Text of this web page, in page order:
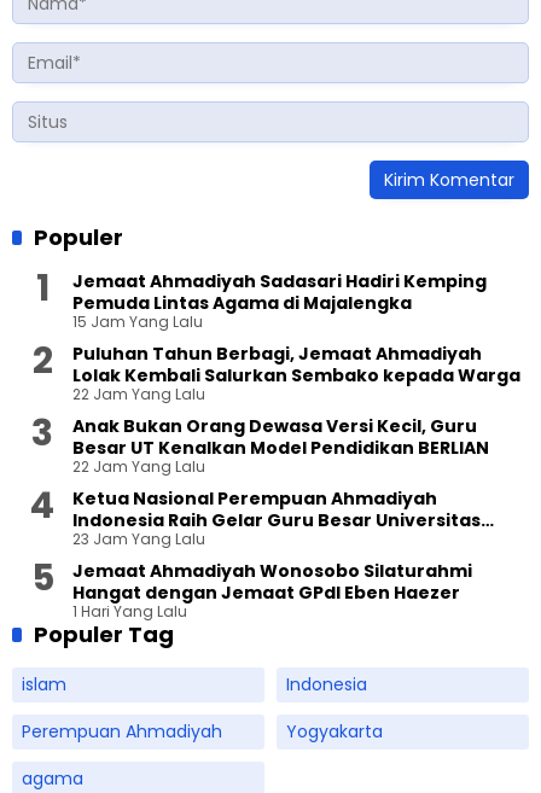
Populer
Jemaat Ahmadiyah Sadasari Hadiri Kemping
Pemuda Lintas Agama di Majalengka
15 Jam Yang Lalu
Puluhan Tahun Berbagi, Jemaat Ahmadiyah
Lolak Kembali Salurkan Sembako kepada Warga
22 Jam Yang Lalu
Anak Bukan Orang Dewasa Versi Kecil, Guru
Besar UT Kenalkan Model Pendidikan BERLIAN
22 Jam Yang Lalu
Ketua Nasional Perempuan Ahmadiyah
Indonesia Raih Gelar Guru Besar Universitas
Terbuka
23 Jam Yang Lalu
Jemaat Ahmadiyah Wonosobo Silaturahmi
Hangat dengan Jemaat GPdI Eben Haezer
1 Hari Yang Lalu
Populer Tag
islam
Indonesia
Perempuan Ahmadiyah
Yogyakarta
agama